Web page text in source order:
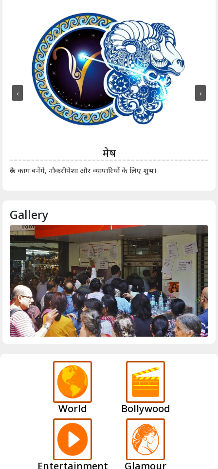
मेष
रुके काम बनेंगे, नौकरीपेशा और व्यापारियों के लिए शुभ।
‹ ›
Gallery
World Bollywood
Entertainment Glamour